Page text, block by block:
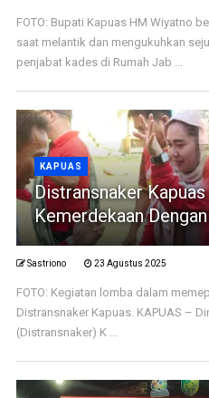
FOTO: Bupati Kapuas HM Wiyatno
saat melantik dan mengukuhkan
penjabat kades di Rumah Jab ...
KAPUAS
Distransnaker
Kemerdekaan
Sastriono 23 Agustus 2025
FOTO: Kegiatan lomba dalam
Distransnaker Kapuas. KAPUAS –
(Distransnaker) K ...